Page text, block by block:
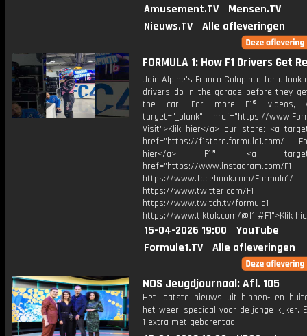
Amusement.TV
Mensen.TV
Nieuws.TV
Alle afleveringen
FORMULA 1: How F1 Drivers Get
Join Alpine's Franco Colapinto for a look
drivers do in the garage before they
the car! For more F1® videos,
target="_blank" href="https://
Visit">Klik hier</a> our store: <a
href="https://f1store.formula1.com/
hier</a> F1®: <a
href="https://www.instagram.com/F1
https://www.facebook.com/Formula1/
https://www.twitter.com/F1
https://www.twitch.tv/formula1
https://www.tiktok.com/@f1 #F1">Klik
15-04-2026 19:00
YouTube
Formule1.TV
Alle afleveringen
NOS Jeugdjournaal: Afl. 105
Het laatste nieuws uit binnen- en
het weer, speciaal voor de jonge kijker.
1 extra met gebarentaal.